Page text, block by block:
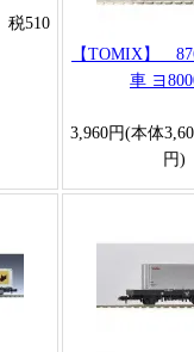
税510
【TOMIX】
車 ヨ
3,960円(本体
円)